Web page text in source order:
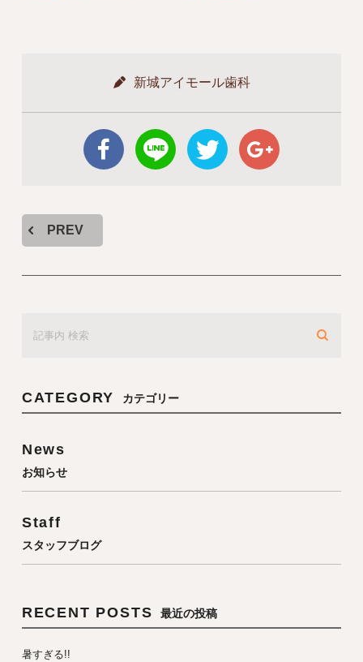
新城アイモール歯科
PREV
CATEGORY カテゴリー
News
お知らせ
Staff
スタッフブログ
RECENT POSTS 最近の投稿
暑すぎる!!